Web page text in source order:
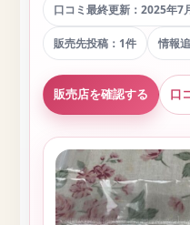
口コミ最終更新：2025年7
販売先投稿：1件 情報
販売店を確認する 口